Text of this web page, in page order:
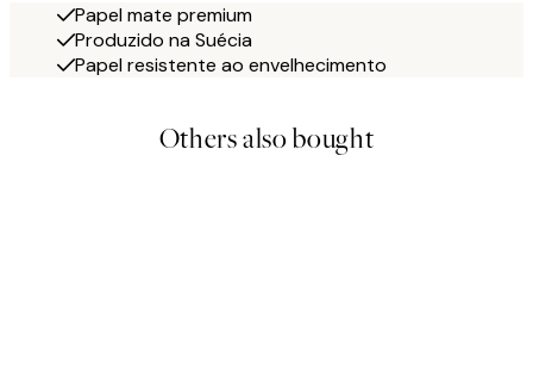
Papel mate premium
Produzido na Suécia
Papel resistente ao envelhecimento
Others also bought